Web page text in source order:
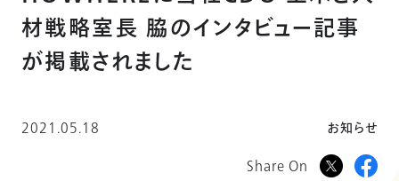
材戦略室長 脇のインタビュー記事
が掲載されました
2021.05.18 お知らせ
Share On